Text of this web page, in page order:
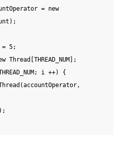
= new
= 5;
i ++) {